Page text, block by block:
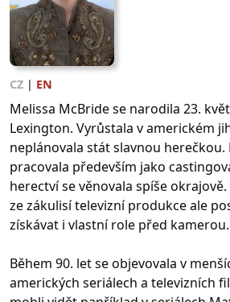
CZ | EN
Melissa McBride se narodila 23.
Lexington. Vyrůstala v americkém
neplánovala stát slavnou
pracovala především jako
herectví se věnovala spíše
ze zákulisí televizní produkce ale
získávat i vlastní role před kamerou.
Během 90. let se objevovala v
amerických seriálech a televizních